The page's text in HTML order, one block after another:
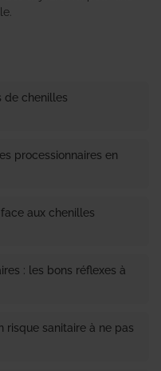
de chenilles
processionnaires en
aux chenilles
: les bons réflexes à
risque sanitaire à ne pas